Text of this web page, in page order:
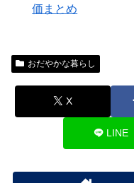
価まとめ
おだやかな暮らし
X
LINE